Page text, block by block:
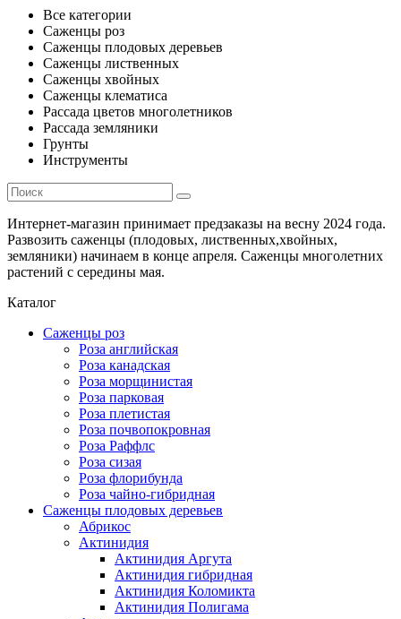
Все категории
Саженцы роз
Саженцы плодовых деревьев
Саженцы лиственных
Саженцы хвойных
Саженцы клематиса
Рассада цветов многолетников
Рассада земляники
Грунты
Инструменты
Интернет-магазин принимает предзаказы на весну 2024 года.
Развозить саженцы (плодовых, лиственных,хвойных,
земляники) начинаем в конце апреля. Саженцы многолетних
растений с середины мая.
Каталог
Саженцы роз
Роза английская
Роза канадская
Роза морщинистая
Роза парковая
Роза плетистая
Роза почвопокровная
Роза Раффлс
Роза сизая
Роза флорибунда
Роза чайно-гибридная
Саженцы плодовых деревьев
Абрикос
Актинидия
Актинидия Аргута
Актинидия гибридная
Актинидия Коломикта
Актинидия Полигама